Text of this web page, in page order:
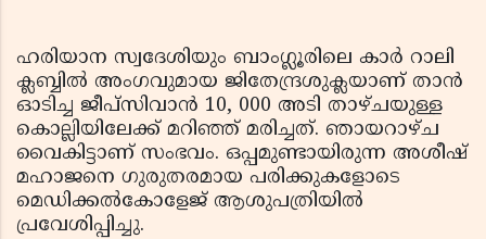
ഹരിയാന സ്വദേശിയും ബാംഗ്ലൂരിലെ കാര്‍ റാലി
ക്ലബ്ബില്‍ അംഗവുമായ ജിതേന്ദ്രശുക്ലയാണ് താന്‍
ഓടിച്ച ജീപ്‌സിവാന്‍ 10, 000 അടി താഴ്ചയുള്ള
കൊല്ലിയിലേക്ക് മറിഞ്ഞ് മരിച്ചത്. ഞായറാഴ്ച
വൈകിട്ടാണ് സംഭവം. ഒപ്പമുണ്ടായിരുന്ന അശീഷ്
മഹാജനെ ഗുരുതരമായ പരിക്കുകളോടെ
മെഡിക്കല്‍കോളേജ് ആശുപത്രിയില്‍
പ്രവേശിപ്പിച്ചു.